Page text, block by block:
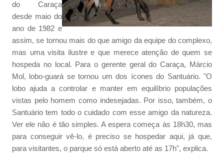
do Caraça
desde maio do
ano de 1982 e
assim, se tornou mais do que amigo da equipe do complexo,
mas uma visita ilustre e que merece atenção de quem se
hospeda no local. Para o gerente geral do Caraça, Márcio
Mol, lobo-guará se tornou um dos ícones do Santuário. "O
lobo ajuda a controlar e manter em equilíbrio populações
vistas pelo homem como indesejadas. Por isso, também, o
Santuário tem todo o cuidado com esse amigo da natureza.
Ver ele não é tão simples. A espera começa às 18h30, mas
para conseguir vê-lo, é preciso se hospedar aqui, já que,
para visitantes, o parque só está aberto até as 17h", explica.